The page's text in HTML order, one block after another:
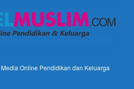
Online Pendidikan dan Keluarga